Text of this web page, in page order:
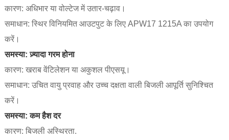
कारण: अधिभार या वोल्टेज में उतार-चढ़ाव।
समाधान: स्थिर विनियमित आउटपुट के लिए APW17 1215A का उपयोग
करें।
समस्या: ज़्यादा गरम होना
कारण: खराब वेंटिलेशन या अकुशल पीएसयू।
समाधान: उचित वायु प्रवाह और उच्च दक्षता वाली बिजली आपूर्ति सुनिश्चित
करें।
समस्या: कम हैश दर
कारण: बिजली अस्थिरता.